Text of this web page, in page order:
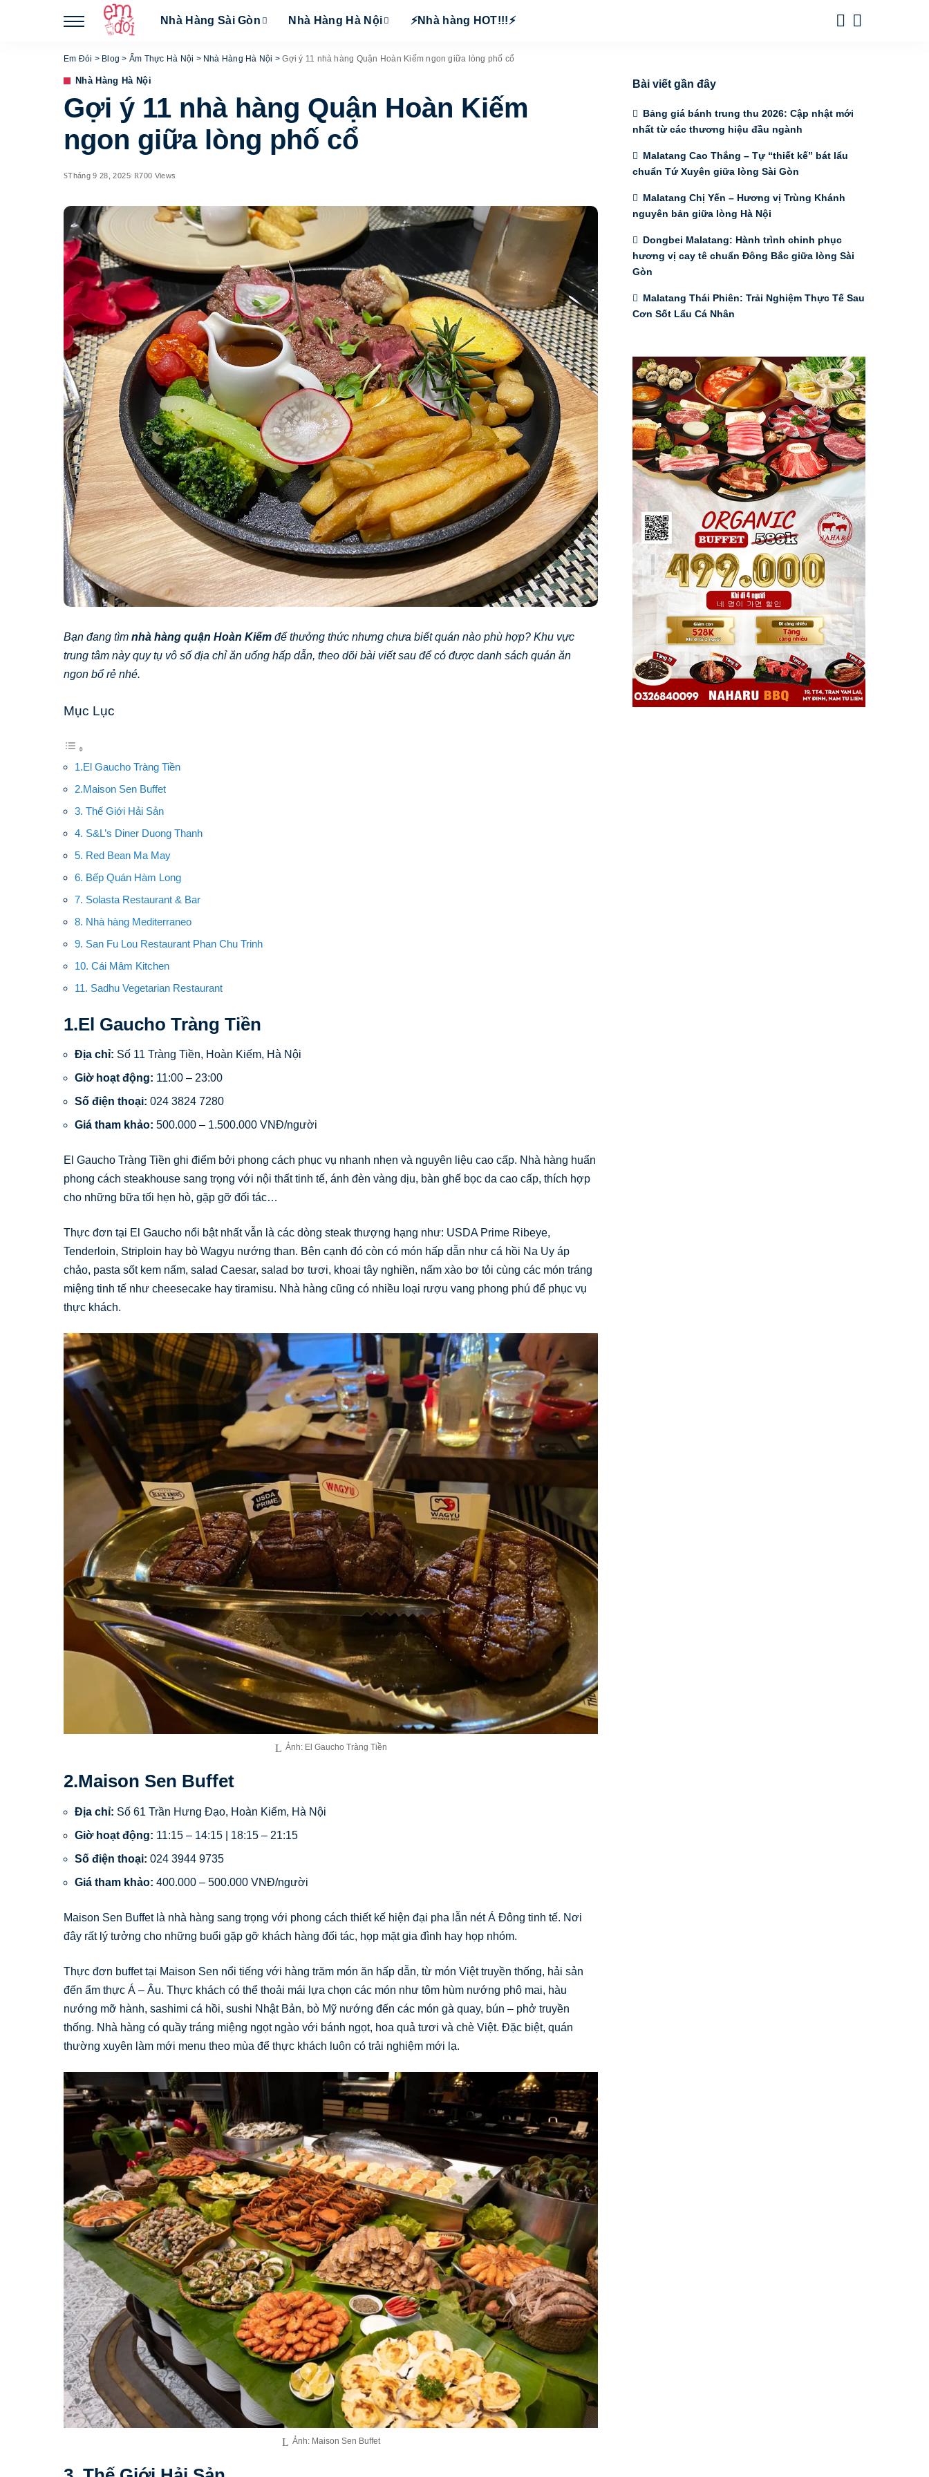
Nhà Hàng Sài Gòn Nhà Hàng Hà Nội ⚡Nhà hàng HOT!!!⚡
Em Đói > Blog > Ẩm Thực Hà Nội > Nhà Hàng Hà Nội >Gợi ý 11 nhà hàng Quận Hoàn Kiếm ngon giữa lòng phố cổ
Nhà Hàng Hà Nội
Gợi ý 11 nhà hàng Quận Hoàn Kiếm
ngon giữa lòng phố cổ
Tháng 9 28, 2025 700 Views
Bạn đang tìm nhà hàng quận Hoàn Kiếm để thưởng thức nhưng chưa biết quán nào phù hợp? Khu vực
trung tâm này quy tụ vô số địa chỉ ăn uống hấp dẫn, theo dõi bài viết sau để có được danh sách quán ăn
ngon bổ rẻ nhé.
Mục Lục
1.El Gaucho Tràng Tiền
2.Maison Sen Buffet
3. Thế Giới Hải Sản
4. S&L’s Diner Duong Thanh
5. Red Bean Ma May
6. Bếp Quán Hàm Long
7. Solasta Restaurant & Bar
8. Nhà hàng Mediterraneo
9. San Fu Lou Restaurant Phan Chu Trinh
10. Cái Mâm Kitchen
11. Sadhu Vegetarian Restaurant
1.El Gaucho Tràng Tiền
Địa chỉ: Số 11 Tràng Tiền, Hoàn Kiếm, Hà Nội
Giờ hoạt động: 11:00 – 23:00
Số điện thoại: 024 3824 7280
Giá tham khảo: 500.000 – 1.500.000 VNĐ/người
El Gaucho Tràng Tiền ghi điểm bởi phong cách phục vụ nhanh nhẹn và nguyên liệu cao cấp. Nhà hàng huẩn
phong cách steakhouse sang trọng với nội thất tinh tế, ánh đèn vàng dịu, bàn ghế bọc da cao cấp, thích hợp
cho những bữa tối hẹn hò, gặp gỡ đối tác…
Thực đơn tại El Gaucho nổi bật nhất vẫn là các dòng steak thượng hạng như: USDA Prime Ribeye,
Tenderloin, Striploin hay bò Wagyu nướng than. Bên cạnh đó còn có món hấp dẫn như cá hồi Na Uy áp
chảo, pasta sốt kem nấm, salad Caesar, salad bơ tươi, khoai tây nghiền, nấm xào bơ tỏi cùng các món tráng
miệng tinh tế như cheesecake hay tiramisu. Nhà hàng cũng có nhiều loại rượu vang phong phú để phục vụ
thực khách.
Ảnh: El Gaucho Tràng Tiền
2.Maison Sen Buffet
Địa chỉ: Số 61 Trần Hưng Đạo, Hoàn Kiếm, Hà Nội
Giờ hoạt động: 11:15 – 14:15 | 18:15 – 21:15
Số điện thoại: 024 3944 9735
Giá tham khảo: 400.000 – 500.000 VNĐ/người
Maison Sen Buffet là nhà hàng sang trọng với phong cách thiết kế hiện đại pha lẫn nét Á Đông tinh tế. Nơi
đây rất lý tưởng cho những buổi gặp gỡ khách hàng đối tác, họp mặt gia đình hay họp nhóm.
Thực đơn buffet tại Maison Sen nổi tiếng với hàng trăm món ăn hấp dẫn, từ món Việt truyền thống, hải sản
đến ẩm thực Á – Âu. Thực khách có thể thoải mái lựa chọn các món như tôm hùm nướng phô mai, hàu
nướng mỡ hành, sashimi cá hồi, sushi Nhật Bản, bò Mỹ nướng đến các món gà quay, bún – phở truyền
thống. Nhà hàng có quầy tráng miệng ngọt ngào với bánh ngọt, hoa quả tươi và chè Việt. Đặc biệt, quán
thường xuyên làm mới menu theo mùa để thực khách luôn có trải nghiệm mới lạ.
Ảnh: Maison Sen Buffet
Bài viết gần đây
Bảng giá bánh trung thu 2026: Cập nhật mới
nhất từ các thương hiệu đầu ngành
Malatang Cao Thắng – Tự “thiết kế” bát lẩu
chuẩn Tứ Xuyên giữa lòng Sài Gòn
Malatang Chị Yến – Hương vị Trùng Khánh
nguyên bản giữa lòng Hà Nội
Dongbei Malatang: Hành trình chinh phục
hương vị cay tê chuẩn Đông Bắc giữa lòng Sài
Gòn
Malatang Thái Phiên: Trải Nghiệm Thực Tế Sau
Cơn Sốt Lẩu Cá Nhân